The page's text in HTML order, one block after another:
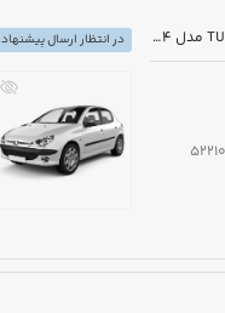
مزایده دولتی خودرو پژو 206 TU3 مدل 1394 رنگ سفید
در انتظار ارسال پیشنهاد